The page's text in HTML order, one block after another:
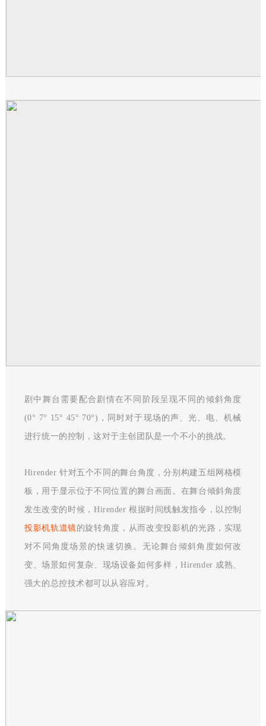
剧中舞台需要配合剧情在不同阶段呈现不同的倾斜角度
(0° 7° 15° 45° 70°)，同时对于现场的声、光、电、机械
进行统一的控制，这对于主创团队是一个不小的挑战。
Hirender 针对五个不同的舞台角度，分别构建五组网格模
板，用于显示位于不同位置的舞台画面。在舞台倾斜角度
发生改变的时候，Hirender 根据时间线触发指令，以控制
投影机轨道镜的旋转角度，从而改变投影机的光路，实现
对不同角度场景的快速切换。无论舞台倾斜角度如何改
变、场景如何复杂、现场设备如何多样，Hirender 成熟、
强大的总控技术都可以从容应对。